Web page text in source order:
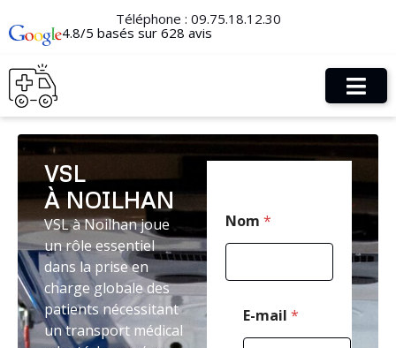
Téléphone : 09.75.18.12.30
4.8/5 basés sur 628 avis
VSL
À NOILHAN
VSL à Noilhan joue
un rôle essentiel
dans la prise en
charge globale des
patients nécessitant
un transport médical
Nom *
E-mail *
T
l
é
p
h
o